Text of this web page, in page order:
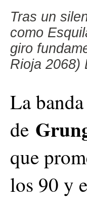
Tras un
como
giro
Rioja 2068)
La
de
que
los 90 y